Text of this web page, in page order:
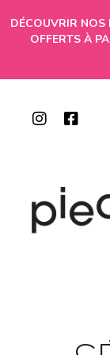
DÉCOUVRIR NOS
OFFERTS À